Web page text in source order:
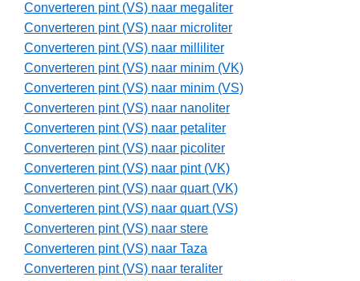
Converteren pint (VS) naar megaliter
Converteren pint (VS) naar microliter
Converteren pint (VS) naar milliliter
Converteren pint (VS) naar minim (VK)
Converteren pint (VS) naar minim (VS)
Converteren pint (VS) naar nanoliter
Converteren pint (VS) naar petaliter
Converteren pint (VS) naar picoliter
Converteren pint (VS) naar pint (VK)
Converteren pint (VS) naar quart (VK)
Converteren pint (VS) naar quart (VS)
Converteren pint (VS) naar stere
Converteren pint (VS) naar Taza
Converteren pint (VS) naar teraliter